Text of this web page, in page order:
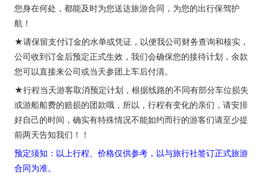
您身在何处，都能及时为您送达旅游合同，为您的出行保驾护
航！
★请保留支付订金的水单或凭证，以便我公司财务查询和核实，
公司收到订金后预定正式生效，我们会确保您的接待计划，余款
您可以直接来公司或当天参团上车后付清。
★行程当天游客取消预定计划，根据线路的不同有部分车位损失
或游船船费的赔损的团款哦，所以，行程有变化的亲们，请安排
好自己的时间，确实有特殊情况不能如约而行的游客们请至少提
前两天告知我们！！
预定须知：以上行程、价格仅供参考，以与旅行社签订正式旅游
合同为准。